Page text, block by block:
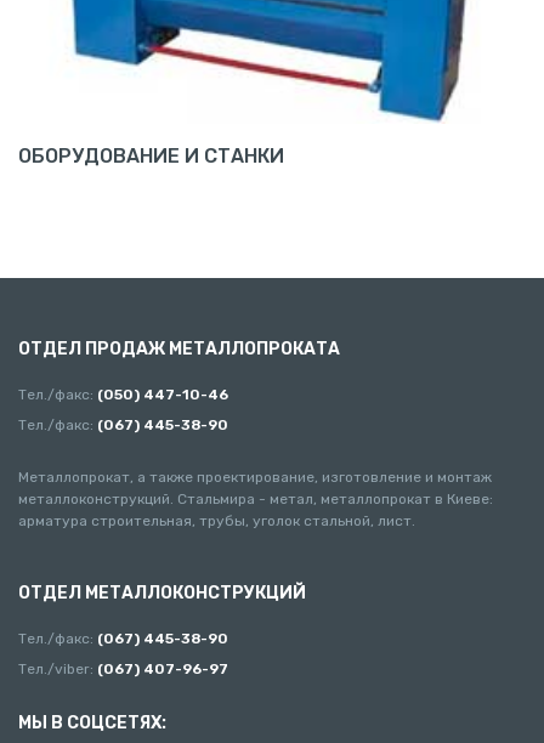
ОБОРУДОВАНИЕ И СТАНКИ
ОТДЕЛ ПРОДАЖ МЕТАЛЛОПРОКАТА
Тел./факс: (050) 447-10-46
Тел./факс: (067) 445-38-90
Металлопрокат, а также проектирование, изготовление и монтаж
металлоконструкций. Стальмира - метал, металлопрокат в Киеве:
арматура строительная, трубы, уголок стальной, лист.
ОТДЕЛ МЕТАЛЛОКОНСТРУКЦИЙ
Тел./факс: (067) 445-38-90
Тел./viber: (067) 407-96-97
МЫ В СОЦСЕТЯХ: